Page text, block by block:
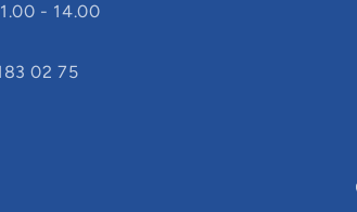
- 14.00
02 75